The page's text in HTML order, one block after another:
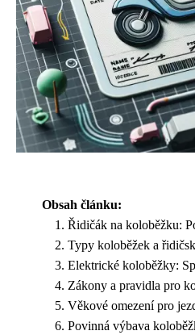
Obsah článku:
Řidičák na koloběžku:
Typy koloběžek a
Elektrické koloběžky:
Zákony a pravidla pro
Věkové omezení pro
Povinná výbava